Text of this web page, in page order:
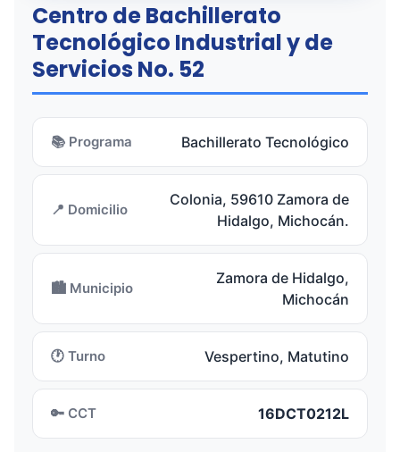
Centro de Bachillerato
Tecnológico Industrial y de
Servicios No. 52
📚 Programa Bachillerato Tecnológico
📍 Domicilio
Colonia, 59610 Zamora de
Hidalgo, Michocán.
🏙️ Municipio
Zamora de Hidalgo,
Michocán
🕐 Turno Vespertino, Matutino
🔑 CCT 16DCT0212L